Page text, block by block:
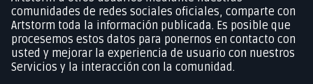
comunidades de redes sociales oficiales, comparte con
Artstorm toda la información publicada. Es posible que
procesemos estos datos para ponernos en contacto con
usted y mejorar la experiencia de usuario con nuestros
Servicios y la interacción con la comunidad.